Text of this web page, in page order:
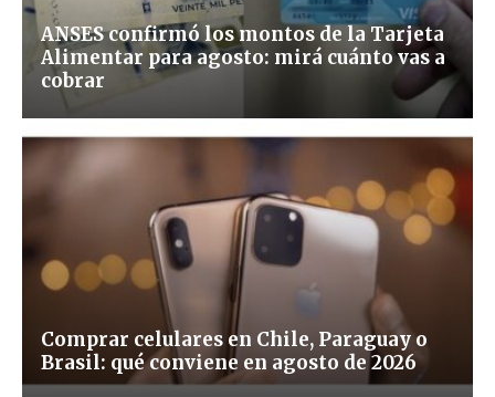
ANSES confirmó los montos de la Tarjeta
Alimentar para agosto: mirá cuánto vas a
cobrar
Comprar celulares en Chile, Paraguay o
Brasil: qué conviene en agosto de 2026